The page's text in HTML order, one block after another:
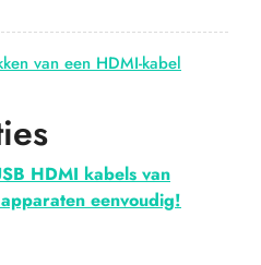
van een HDMI-kabel
HDMI kabels van
eenvoudig!